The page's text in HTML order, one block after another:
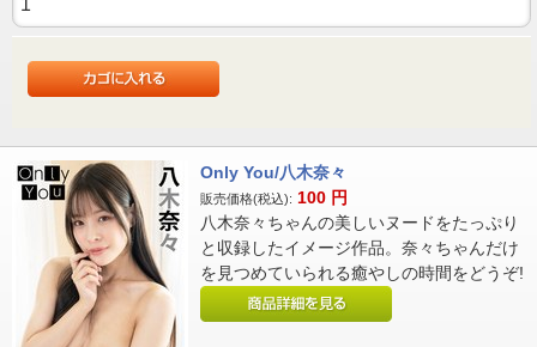
Only You/八木奈々
販売価格(税込): 100 円
八木奈々ちゃんの美しいヌードをたっぷり
と収録したイメージ作品。奈々ちゃんだけ
を見つめていられる癒やしの時間をどうぞ!